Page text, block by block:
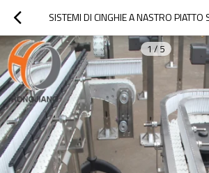
1 / 5